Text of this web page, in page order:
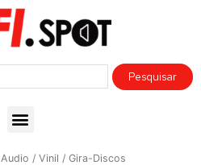
/ Vinil / Gira-Discos